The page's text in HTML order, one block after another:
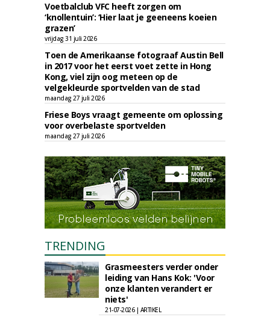
Voetbalclub VFC heeft zorgen om
‘knollentuin’: ‘Hier laat je geeneens koeien
grazen’
vrijdag 31 juli 2026
Toen de Amerikaanse fotograaf Austin Bell
in 2017 voor het eerst voet zette in Hong
Kong, viel zijn oog meteen op de
velgekleurde sportvelden van de stad
maandag 27 juli 2026
Friese Boys vraagt gemeente om oplossing
voor overbelaste sportvelden
maandag 27 juli 2026
TRENDING
Grasmeesters verder onder
leiding van Hans Kok: 'Voor
onze klanten verandert er
niets'
21-07-2026 | ARTIKEL